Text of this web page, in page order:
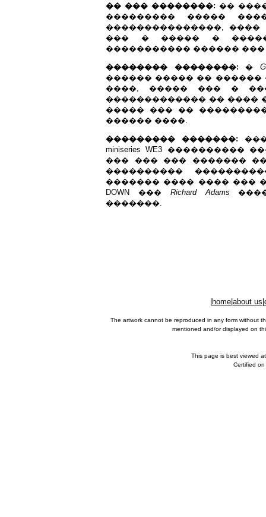
�� ��� ��������: ��
��������� �����
���������������,
��� � ����� �
����������� ������ ���
�������� ��������: �
������ ����� ��
����, ����� ��� �
������������� �� ����
����� ��� ��
������ ����.
��������� �������:
miniseries WE3
��� ��� ��� �������
����������
������� ���� ���� ���
DOWN ��� Richard Adams
�������.
home about us
The artwork cannot be reproduced in any form without
mentioned and/or displayed on
This page is best viewed
Certified on